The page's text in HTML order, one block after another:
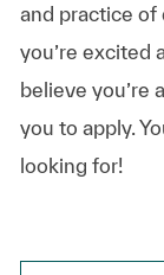
and practice of
you’re excited
believe you’re
you to apply.
looking for!